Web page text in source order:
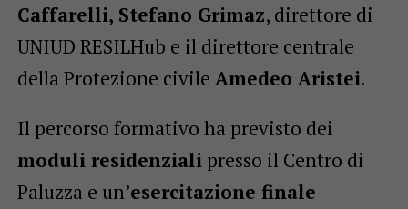
Caffarelli, Stefano Grimaz, direttore di
UNIUD RESILHub e il direttore centrale
della Protezione civile Amedeo Aristei.
Il percorso formativo ha previsto dei
moduli residenzialipresso il Centro di
Paluzza e un’esercitazione finale